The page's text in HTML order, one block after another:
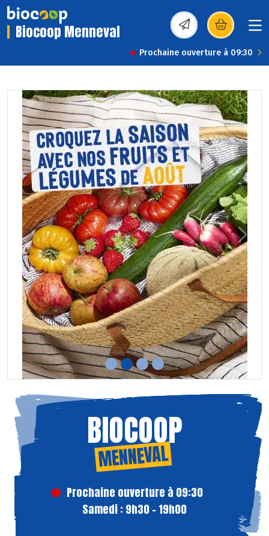
Biocoop Menneval (s’ouvre dans une
Prochaine ouverture à 09:30
Previous Next
BIOCOOP
MENNEVAL
Prochaine ouverture à 09:30
Samedi : 9h30 - 19h00